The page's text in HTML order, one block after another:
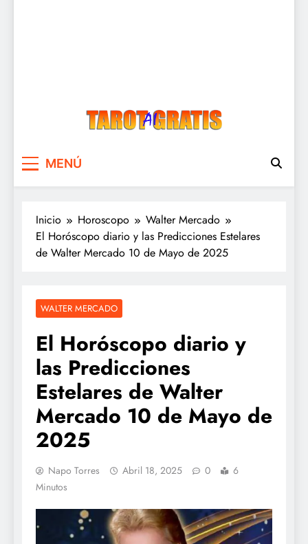
MENÚ
Inicio Horoscopo
Walter Mercado
El Horóscopo diario y las Predicciones Estelares
de Walter Mercado 10 de Mayo de 2025
WALTER MERCADO
El Horóscopo diario y
las Predicciones
Estelares de Walter
Mercado 10 de Mayo de
2025
Napo Torres Abril 18, 2025 0
6
Minutos